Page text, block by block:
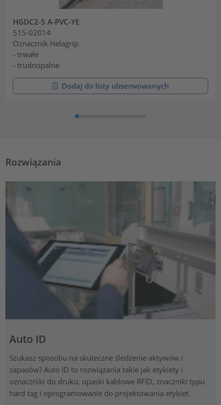
HGDC2-5 A-PVC-YE
515-02014
Oznacznik Helagrip
- trwałe
- trudnopalne
Dodaj do listy obserwowanych
Rozwiązania
Auto ID
Szukasz sposobu na skuteczne śledzenie aktywów i
zapasów? Auto ID to rozwiązania takie jak etykiety i
oznaczniki do druku, opaski kablowe RFID, znaczniki typu
hard tag i oprogramowanie do projektowania etykiet.